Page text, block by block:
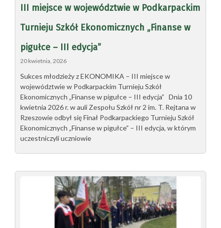
III miejsce w województwie w Podkarpackim
Turnieju Szkół Ekonomicznych „Finanse w
pigułce – III edycja”
20 kwietnia, 2026
Sukces młodzieży z EKONOMIKA – III miejsce w
województwie w Podkarpackim Turnieju Szkół
Ekonomicznych „Finanse w pigułce – III edycja” Dnia 10
kwietnia 2026 r. w auli Zespołu Szkół nr 2 im. T. Rejtana w
Rzeszowie odbył się Finał Podkarpackiego Turnieju Szkół
Ekonomicznych „Finanse w pigułce” – III edycja, w którym
uczestniczyli uczniowie